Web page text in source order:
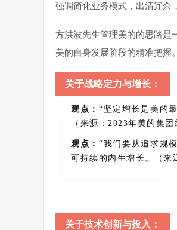
强调简化业务模式，出清冗余
方洪波先生管理美的的思路是
美的自身发展阶段的精准把握
关于战略定力与增长：
观点：“坚定增长是美的
（来源：2023年美的集
观点：“我们要从追求规
可持续的内生增长。（来
关于技术创新与投入：